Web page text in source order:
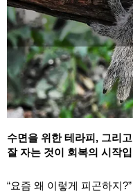
수면을 위한 테라피, 그리
잘 자는 것이 회복의 시작
“요즘 왜 이렇게 피곤하지?”